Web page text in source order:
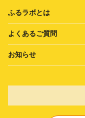
ふるラボとは
よくあるご質問
お知らせ